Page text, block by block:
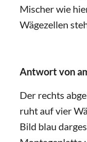
Mischer wie
Wägezellen
Antwort von
Der rechts
ruht auf vier
Bild blau